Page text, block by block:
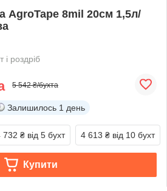
AgroTape 8mil 20см 1,5л/
і роздріб
5 542 ₴/бухта
Залишилось 1 день
732 ₴ від 5 бухт 4 613 ₴ від 10 бухт
Купити